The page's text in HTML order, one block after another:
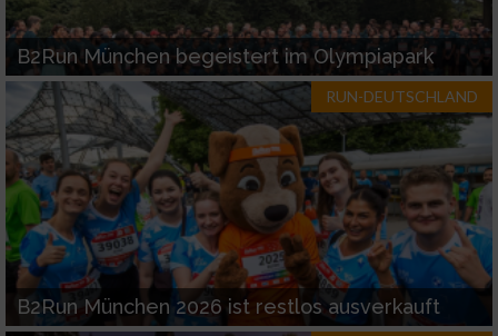
B2Run München begeistert im Olympiapark
RUN-DEUTSCHLAND
B2Run München 2026 ist restlos ausverkauft